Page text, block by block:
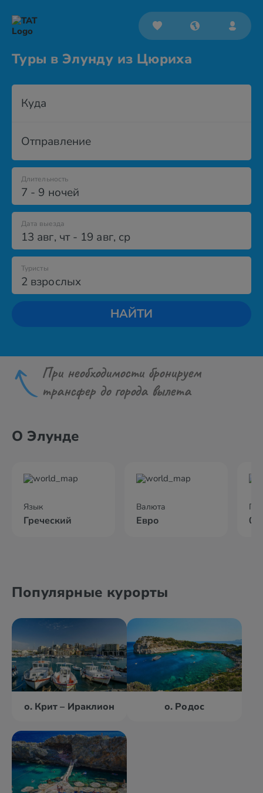
Туры в Элунду из Цюриха
Куда
Отправление
7 - 9 ночей
Длительность
Дата выезда
13 авг, чт- 19 авг, ср
2 взрослых
Туристы
НАЙТИ
При необходимости бронируем
трансфер до города вылета
О Элунде
Язык
Греческий
Валюта
Евро
Популярные курорты
о. Крит – Ираклион о. Родос